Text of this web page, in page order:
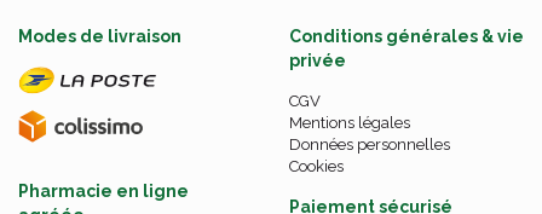
Modes de livraison
Pharmacie en ligne
Conditions générales & vie
privée
CGV
Mentions légales
Données personnelles
Cookies
Paiement sécurisé